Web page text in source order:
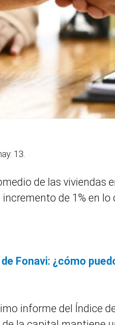
13.
de las viviendas
de 1% en
Fonavi: ¿cómo
informe del Índice